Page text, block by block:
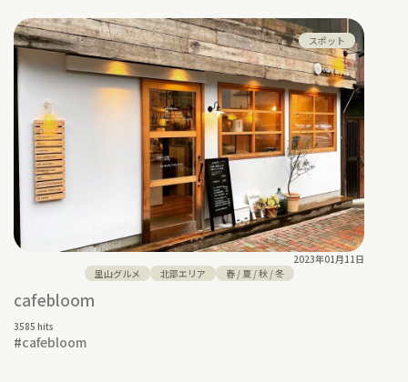
スポット
2023年01月11日
里山グルメ
北部エリア 春/ 夏/秋/冬
cafebloom
3585 hits
#cafebloom